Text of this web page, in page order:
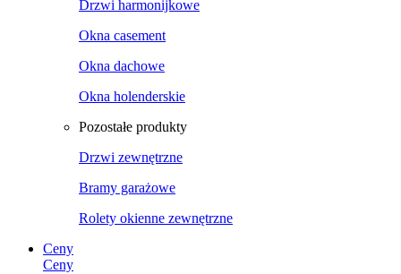
Drzwi harmonijkowe
Okna casement
Okna dachowe
Okna holenderskie
Pozostałe produkty
Drzwi zewnętrzne
Bramy garażowe
Rolety okienne zewnętrzne
Ceny
Ceny